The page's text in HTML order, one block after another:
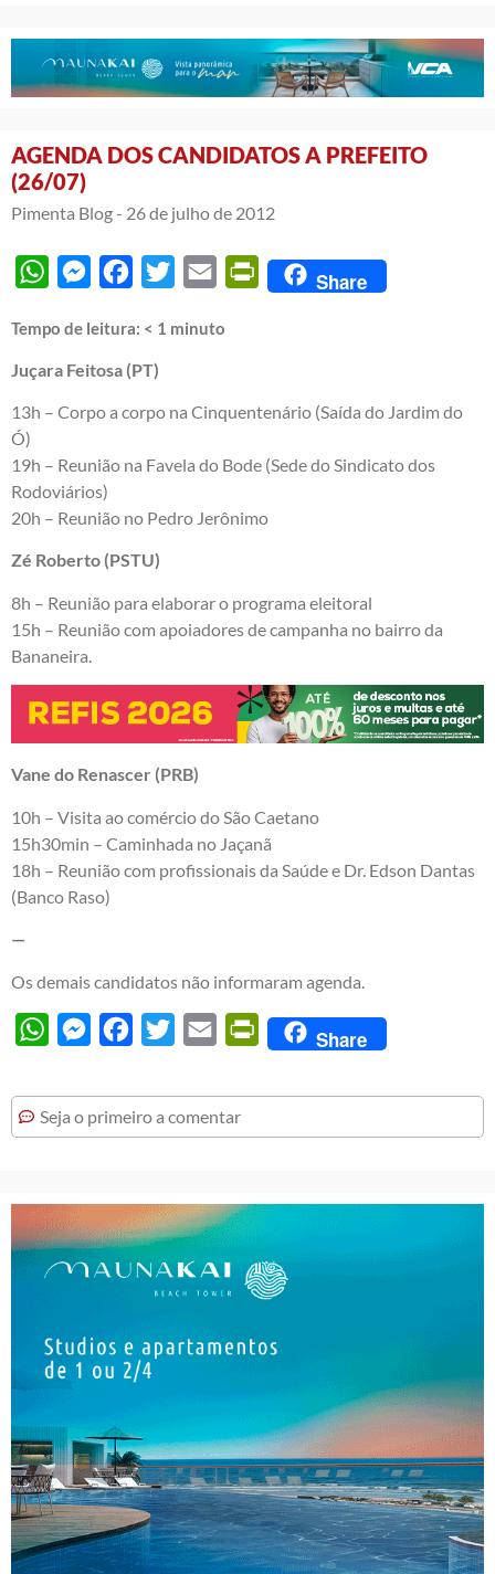
AGENDA DOS CANDIDATOS A PREFEITO
(26/07)
Pimenta Blog - 26 de julho de 2012
WhatsAppMessengerFacebook
Twitter Email PrintFriendly
Share
Tempo de leitura: < 1 minuto
Juçara Feitosa (PT)
13h – Corpo a corpo na Cinquentenário (Saída do Jardim do
Ó)
19h – Reunião na Favela do Bode (Sede do Sindicato dos
Rodoviários)
20h – Reunião no Pedro Jerônimo
Zé Roberto (PSTU)
8h – Reunião para elaborar o programa eleitoral
15h – Reunião com apoiadores de campanha no bairro da
Bananeira.
Vane do Renascer (PRB)
10h – Visita ao comércio do São Caetano
15h30min – Caminhada no Jaçanã
18h – Reunião com profissionais da Saúde e Dr. Edson Dantas
(Banco Raso)
—
Os demais candidatos não informaram agenda.
WhatsAppMessengerFacebook
Twitter Email PrintFriendly
Share
Seja o primeiro a comentar